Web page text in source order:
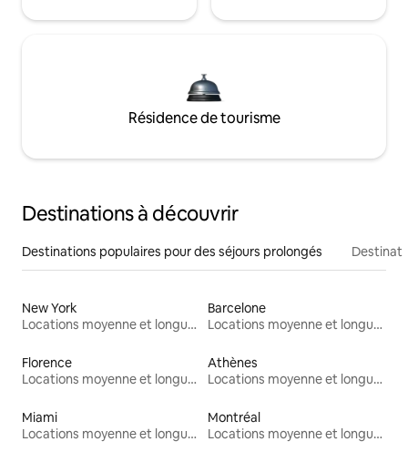
Résidence de tourisme
Destinations à découvrir
Destinations populaires pour des séjours prolongés
New York
Locations moyenne et longue durée
Barcelone
Locations moyenne et longue durée
Florence
Locations moyenne et longue durée
Athènes
Locations moyenne et longue durée
Miami
Locations moyenne et longue durée
Montréal
Locations moyenne et longue durée